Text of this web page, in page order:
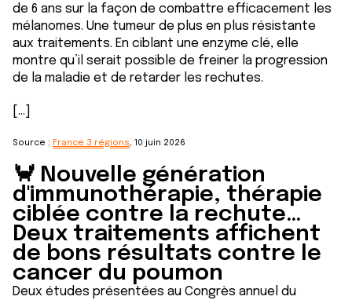
de 6 ans sur la façon de combattre efficacement les
mélanomes. Une tumeur de plus en plus résistante
aux traitements. En ciblant une enzyme clé, elle
montre qu’il serait possible de freiner la progression
de la maladie et de retarder les rechutes.
[...]
Source : France 3 régions, 10 juin 2026
🦀 Nouvelle génération
d'immunothérapie, thérapie
ciblée contre la rechute…
Deux traitements affichent
de bons résultats contre le
cancer du poumon
Deux études présentées au Congrès annuel du